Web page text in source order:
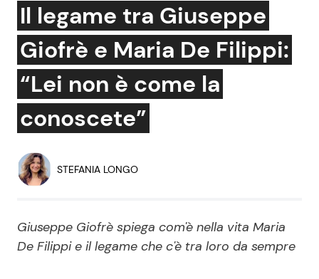
News e Cronaca
Attualità Italiana
Economia
Persone Scomparse
Politica
Gossip e TV
Bellezze VIP
Reality e Talent
Il legame tra Giuseppe
Giofrè e Maria De Filippi:
“Lei non è come la
conoscete”
STEFANIA LONGO
Giuseppe Giofrè spiega com'è nella vita Maria
De Filippi e il legame che c'è tra loro da sempre